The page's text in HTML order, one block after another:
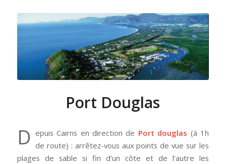
Port Douglas
D epuis Cairns en direction de Port douglas (à 1h
de route) : arrêtez-vous aux points de vue sur les
plages de sable si fin d’un côte et de l’autre les